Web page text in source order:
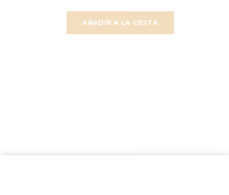
AÑADIR A LA CESTA